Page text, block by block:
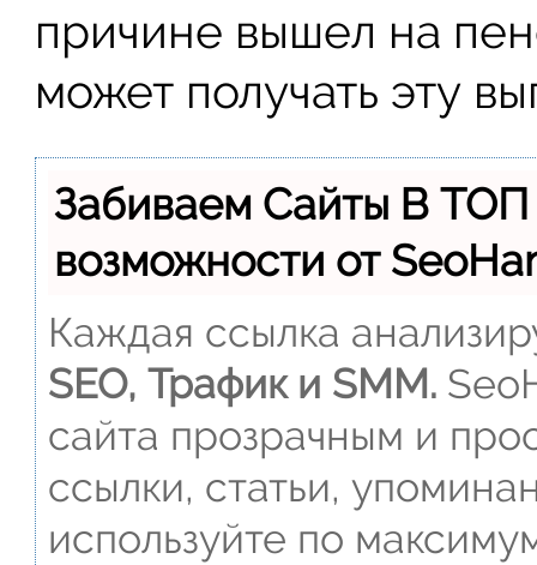
причине вышел на
может получать эту
Забиваем Сайты В
возможности от
Каждая ссылка
SEO, Трафик и SMM.
сайта прозрачным и
ссылки, статьи,
используйте по